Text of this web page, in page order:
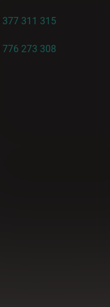
377 311 315
776 273 308